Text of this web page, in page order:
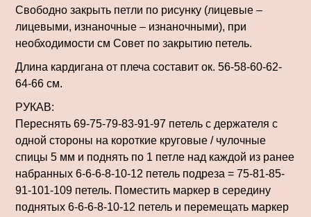
Свободно закрыть петли по рисунку (лицевые –
лицевыми, изнаночные – изнаночными), при
необходимости см Совет по закрытию петель.
Длина кардигана от плеча составит ок. 56-58-60-62-
64-66 см.
РУКАВ:
Переснять 69-75-79-83-91-97 петель с держателя с
одной стороны на короткие круговые / чулочные
спицы 5 мм и поднять по 1 петле над каждой из ранее
набранных 6-6-6-8-10-12 петель подреза = 75-81-85-
91-101-109 петель. Поместить маркер в середину
поднятых 6-6-6-8-10-12 петель и перемещать маркер